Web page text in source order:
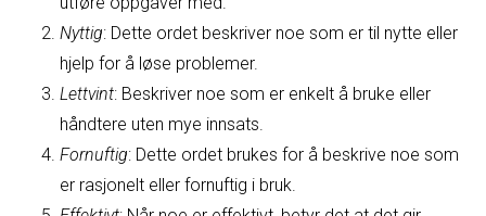
Nyttig: Dette ordet beskriver noe som er til nytte eller
hjelp for å løse problemer.
Lettvint: Beskriver noe som er enkelt å bruke eller
håndtere uten mye innsats.
Fornuftig: Dette ordet brukes for å beskrive noe som
er rasjonelt eller fornuftig i bruk.